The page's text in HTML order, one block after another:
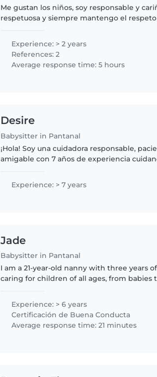
Me gustan los niños, soy responsable y
respetuosa y siempre mantengo el
juegos que sean de..
Experience: > 2 years
References: 2
Average response time: 5 hours
Desire
Babysitter in Pantanal
¡Hola! Soy una cuidadora responsable,
amigable con 7 años de experiencia
Experience: > 7 years
Jade
Babysitter in Pantanal
I am a 21-year-old nanny with three years
caring for children of all ages, from babies
Experience: > 6 years
Certificación de Buena Conducta
Average response time: 21 minutes